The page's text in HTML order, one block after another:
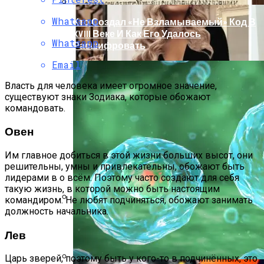
Раскрась Свой Год: Какой Цвет
Принесет Тебе Успех В 2026 Году По
Знаку Зодиака
Кто Создал «не Взламываемый» Код В
XVIII Веке И Как Его Удалось
Расшифровать
Whatsapp
Whatsapp
Email
Власть для человека имеет огромное значение,
существуют знаки Зодиака, которые обожают
командовать.
Овен
Им главное добиться в этой жизни больших высот, они
решительны, умны и привлекательны, обожают быть
лидерами в о всём. Поэтому часто создают для себя
такую жизнь, в которой можно быть настоящим
командиром. Не любят подчиняться, обожают занимать
должность начальника.
Лев
Царь зверей, поэтому быть у кого-то в подчинённых, это